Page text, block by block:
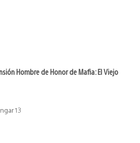
Hombre de Honor de Mafia: El Viejo
13